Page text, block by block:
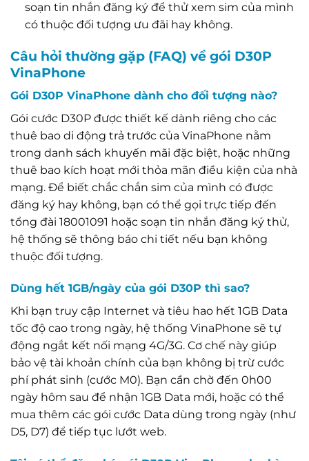
soạn tin nhắn đăng ký để thử xem sim của mình
có thuộc đối tượng ưu đãi hay không.
Câu hỏi thường gặp (FAQ) về gói D30P
VinaPhone
Gói D30P VinaPhone dành cho đối tượng nào?
Gói cước D30P được thiết kế dành riêng cho các
thuê bao di động trả trước của VinaPhone nằm
trong danh sách khuyến mãi đặc biệt, hoặc những
thuê bao kích hoạt mới thỏa mãn điều kiện của nhà
mạng. Để biết chắc chắn sim của mình có được
đăng ký hay không, bạn có thể gọi trực tiếp đến
tổng đài 18001091 hoặc soạn tin nhắn đăng ký thử,
hệ thống sẽ thông báo chi tiết nếu bạn không
thuộc đối tượng.
Dùng hết 1GB/ngày của gói D30P thì sao?
Khi bạn truy cập Internet và tiêu hao hết 1GB Data
tốc độ cao trong ngày, hệ thống VinaPhone sẽ tự
động ngắt kết nối mạng 4G/3G. Cơ chế này giúp
bảo vệ tài khoản chính của bạn không bị trừ cước
phí phát sinh (cước M0). Bạn cần chờ đến 0h00
ngày hôm sau để nhận 1GB Data mới, hoặc có thể
mua thêm các gói cước Data dùng trong ngày (như
D5, D7) để tiếp tục lướt web.